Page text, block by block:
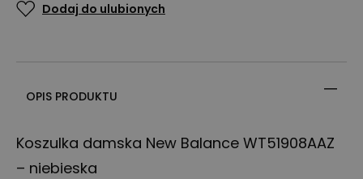
Dodaj do ulubionych
OPIS PRODUKTU
Koszulka damska New Balance WT51908AAZ
– niebieska